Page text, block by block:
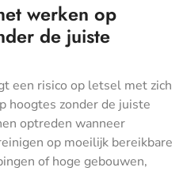
werken op
de juiste
een risico op letsel met zich
hoogtes zonder de juiste
optreden wanneer
op moeilijk bereikbare
of hoge gebouwen,